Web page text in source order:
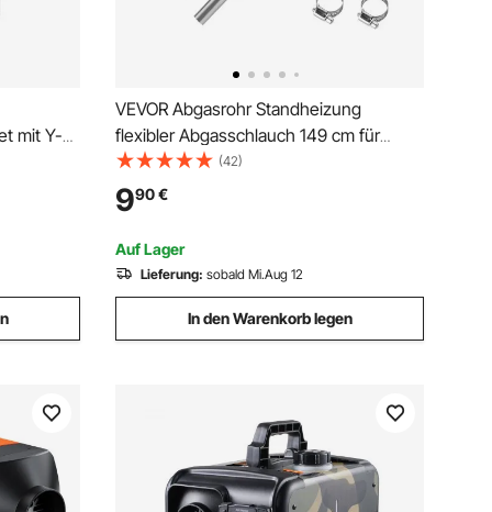
mit Y-
8 kW
VEVOR Abgasrohr Standheizung
flexibler Abgasschlauch 149 cm für
Auto-Dieselheizung mit 2 Klemmen,
Edelstahl Auspuffrohr mit Φ 25 mm
Querschnitt für 2 kW / 5 kW / 8 kW
Dieselheizungen Lufterhitzer
(42)
990€
Auf Lager
Lieferung: sobald Mi.Aug 12
In den Warenkorb legen